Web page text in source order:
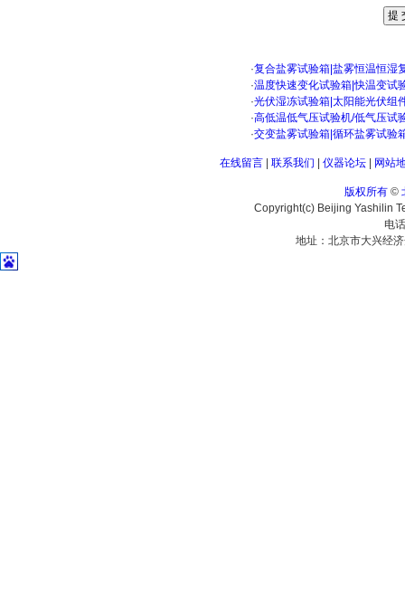
·复合盐雾试验箱|盐雾恒温恒湿
·温度快速变化试验箱|快温变试
·光伏湿冻试验箱|太阳能光伏组
·高低温低气压试验机/低气压试
·交变盐雾试验箱|循环盐雾试验
在线留言| 联系我们 仪器论坛| 网站
版权所有©
Copyright(c) Beijing Yashilin
电
地址：北京市大兴经